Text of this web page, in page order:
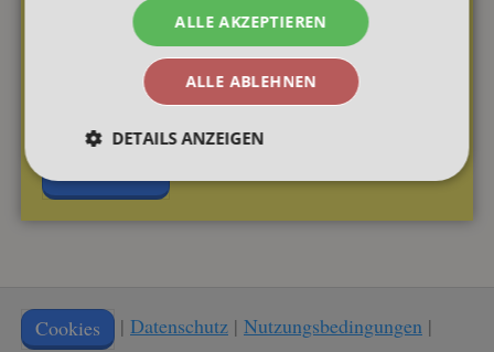
Digitale Möglichkeiten und Angebote für diese
anspruchsvolle Zeit
Cookies | Datenschutz | Nutzungsbedingungen |
ALLE AKZEPTIEREN
ALLE ABLEHNEN
DETAILS ANZEIGEN
Unbedingt erforderlich Funktionalität
Ohne die unbedingt erforderlichen Cookies kann die
Website nicht ordnungsgemäß verwendet werden.